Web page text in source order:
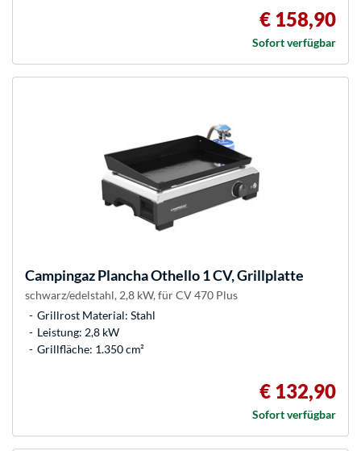
€ 158,90
Sofort verfügbar
CampingazPlancha Othello 1 CV, Grillplatte
schwarz/edelstahl, 2,8 kW, für CV 470 Plus
Grillrost Material: Stahl
Leistung: 2,8 kW
Grillfläche: 1.350 cm²
€ 132,90
Sofort verfügbar